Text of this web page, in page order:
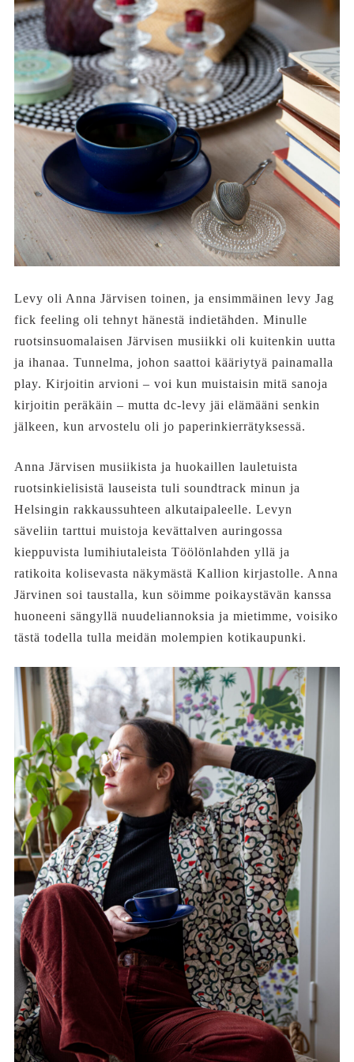
Levy oli Anna Järvisen toinen, ja ensimmäinen levy Jag
fick feeling oli tehnyt hänestä indietähden. Minulle
ruotsinsuomalaisen Järvisen musiikki oli kuitenkin uutta
ja ihanaa. Tunnelma, johon saattoi kääriytyä painamalla
play. Kirjoitin arvioni – voi kun muistaisin mitä sanoja
kirjoitin peräkäin – mutta dc-levy jäi elämääni senkin
jälkeen, kun arvostelu oli jo paperinkierrätyksessä.
Anna Järvisen musiikista ja huokaillen lauletuista
ruotsinkielisistä lauseista tuli soundtrack minun ja
Helsingin rakkaussuhteen alkutaipaleelle. Levyn
säveliin tarttui muistoja kevättalven auringossa
kieppuvista lumihiutaleista Töölönlahden yllä ja
ratikoita kolisevasta näkymästä Kallion kirjastolle. Anna
Järvinen soi taustalla, kun söimme poikaystävän kanssa
huoneeni sängyllä nuudeliannoksia ja mietimme, voisiko
tästä todella tulla meidän molempien kotikaupunki.